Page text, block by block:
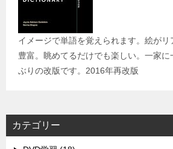
イメージで単語を覚えられます。絵がリ
豊富。眺めてるだけでも楽しい。一家
ぶりの改版です。2016年再改版
カテゴリー